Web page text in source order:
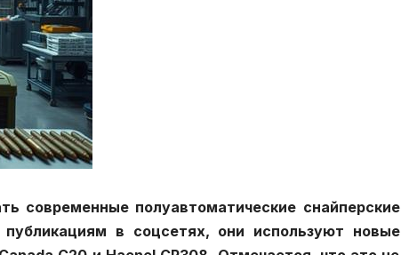
современные полуавтоматические снайперские
в соцсетях, они используют новые